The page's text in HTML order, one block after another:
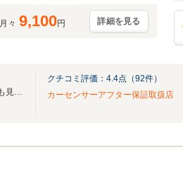
月々 9,100円 詳細を見る
無料電話は24時間ご案内！！全国のガリバー在庫も見たい方は一括照会が可能です！
クチコミ評価： 4.4点（92件）
カーセンサーアフター保証取扱店